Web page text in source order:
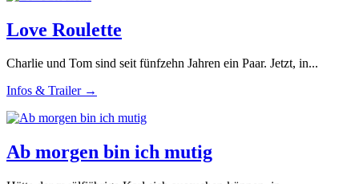
Love Roulette
Charlie und Tom sind seit fünfzehn Jahren ein Paar. Jetzt, in...
Infos & Trailer →
Ab morgen bin ich mutig